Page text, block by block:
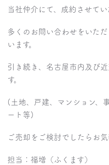
当社仲介にて、成約させてい
多くのお問い合わせをいた
います。
引き続き、名古屋市内及び
す。
(土地、戸建、マンション、
ート等)
ご売却をご検討でしたらお
担当：福増（ふくます）